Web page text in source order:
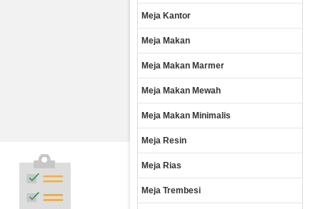
Meja Kantor
Meja Makan
Meja Makan Marmer
Meja Makan Mewah
Meja Makan Minimalis
Meja Resin
Meja Rias
Meja Trembesi